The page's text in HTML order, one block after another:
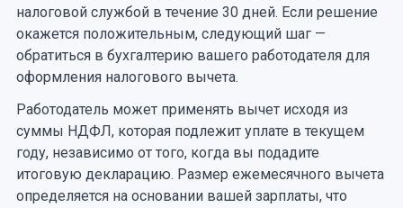
налоговой службой в течение 30 дней. Если решение
окажется положительным, следующий шаг —
обратиться в бухгалтерию вашего работодателя для
оформления налогового вычета.
Работодатель может применять вычет исходя из
суммы НДФЛ, которая подлежит уплате в текущем
году, независимо от того, когда вы подадите
итоговую декларацию. Размер ежемесячного вычета
определяется на основании вашей зарплаты, что